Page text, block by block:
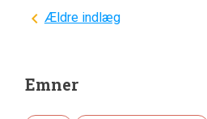
Navigation
indlæg
Ældre indlæg
Emner